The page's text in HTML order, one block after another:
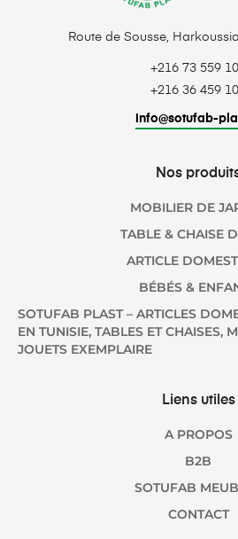
Route de Sousse,
+216 73 559
+216 36 459
info@sotufab-
Nos
MOBILIER DE
TABLE & CHAISE
ARTICLE
BÉBÉS &
SOTUFAB PLAST – ARTICLES
EN TUNISIE, TABLES ET CHAISES,
JOUETS EXEMPLAIRE
Liens utiles
A PROPOS
B2B
SOTUFAB
CONTACT